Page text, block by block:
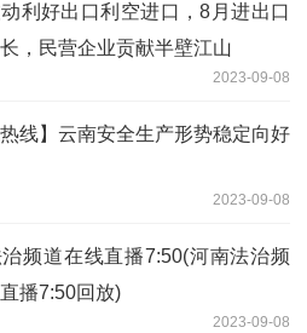
利好出口利空进口，8月进出口
，民营企业贡献半壁江山
2023-09-08
热线】云南安全生产形势稳定向好
2023-09-08
频道在线直播7:50(河南法治频
播7:50回放)
2023-09-08